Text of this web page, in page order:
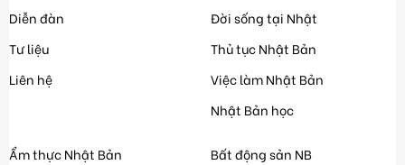
Diễn đàn
Tư liệu
Liên hệ
Đời sống tại Nhật
Thủ tục Nhật Bản
Việc làm Nhật Bản
Nhật Bản học
Ẩm thực Nhật Bản
Bất động sản NB